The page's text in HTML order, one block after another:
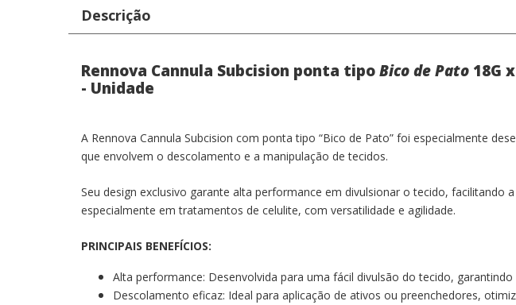
Descrição
Rennova Cannula Subcision ponta tipo Bico de Pato 18G
- Unidade
A Rennova Cannula Subcision com ponta tipo “Bico de Pato” foi especialmente
que envolvem o descolamento e a manipulação de tecidos.
Seu design exclusivo garante alta performance em divulsionar o tecido,
especialmente em tratamentos de celulite, com versatilidade e agilidade.
PRINCIPAIS BENEFÍCIOS:
Alta performance: Desenvolvida para uma fácil divulsão do tecido, garantindo
Descolamento eficaz: Ideal para aplicação de ativos ou preenchedores,